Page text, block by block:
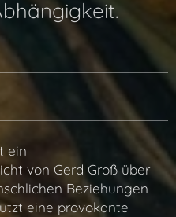
ein
von Gerd Groß über
Beziehungen
eine provokante